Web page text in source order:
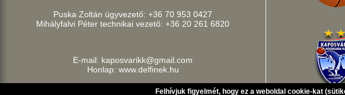
Felhívjuk figyelmét, hogy ez a weboldal cookie-kat
Puska Zoltán ügyvezető: +36 70 953 0427
Mihályfalvi Péter technikai vezető: +36 20 261 6820
E-mail: kaposvarikk@gmail.com
Honlap: www.delfinek.hu